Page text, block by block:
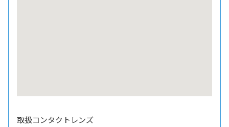
取扱コンタクトレンズ